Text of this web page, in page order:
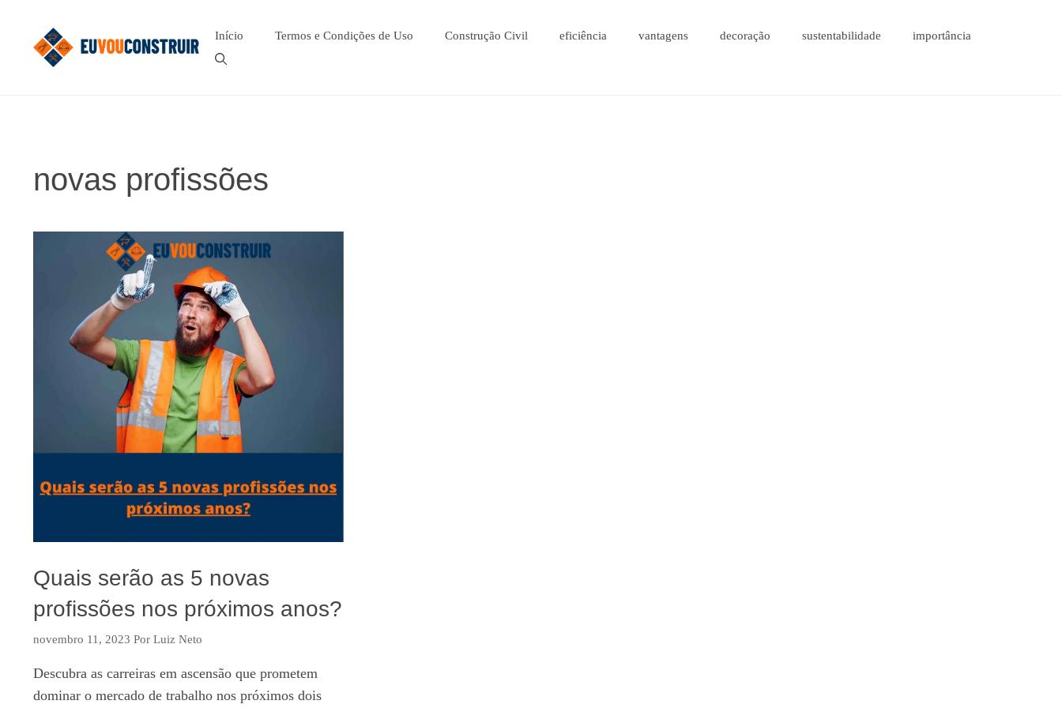
Início Termos e Condições de Uso Construção Civil eficiência vantagens decoração sustentabilidade importância
novas profissões
Quais serão as 5 novas
profissões nos próximos anos?
novembro 11, 2023 Por Luiz Neto
Descubra as carreiras em ascensão que prometem
dominar o mercado de trabalho nos próximos dois